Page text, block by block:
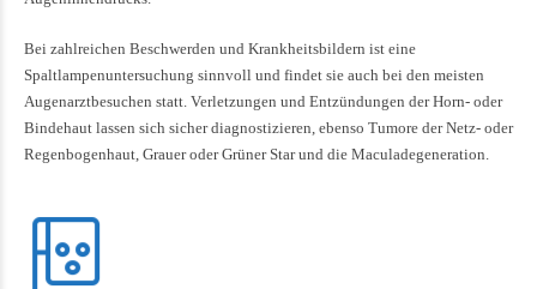
Bei zahlreichen Beschwerden und Krankheitsbildern ist eine
Spaltlampenuntersuchung sinnvoll und findet sie auch bei den meisten
Augenarztbesuchen statt. Verletzungen und Entzündungen der Horn- oder
Bindehaut lassen sich sicher diagnostizieren, ebenso Tumore der Netz- oder
Regenbogenhaut, Grauer oder Grüner Star und die Maculadegeneration.